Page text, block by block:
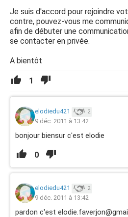
Je suis d'accord pour rejoindre
contre, pouvez-vous me
afin de débuter une
se contacter en privée.
A bientôt
1
elodiedu421 2
9 déc. 2011 à 13:42
bonjour biensur c'est elodie
0
elodiedu421 2
9 déc. 2011 à 13:42
pardon c'est